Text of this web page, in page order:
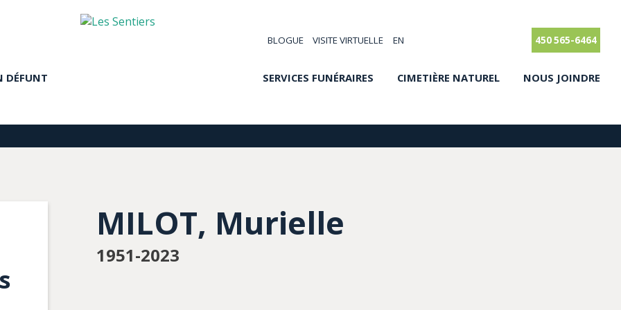
BLOGUE VISITE VIRTUELLE EN 450 565-6464
DÉFUNT SERVICES FUNÉRAIRES CIMETIÈRE NATUREL NOUS JOINDRE
MILOT, Murielle
1951-2023